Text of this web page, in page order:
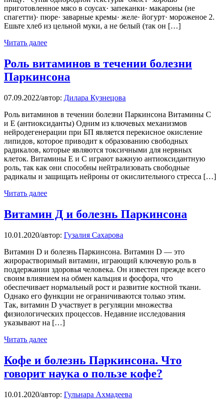
приготовленное мясо в соусах· запеканки· макароны (не
спагетти)· пюре· заварные кремы· желе· йогурт· мороженое 2.
Ешьте хлеб из цельной муки, а не белый (так он […]
Читать далее
Роль витаминов в течении болезни
Паркинсона
07.09.2022/автор: Дилара Кузнецова
Роль витаминов в течении болезни Паркинсона Витамины С
и Е (антиоксиданты) Одним из ключевых механизмов
нейродегенерации при БП является перекисное окисление
липидов, которое приводит к образованию свободных
радикалов, которые являются токсичными для нервных
клеток. Витамины E и C играют важную антиоксидантную
роль, так как они способны нейтрализовать свободные
радикалы и защищать нейроны от окислительного стресса […]
Читать далее
Витамин Д и болезнь Паркинсона
10.01.2020/автор: Гузалия Сахарова
Витамин D и болезнь Паркинсона. Витамин D — это
жирорастворимый витамин, играющий ключевую роль в
поддержании здоровья человека. Он известен прежде всего
своим влиянием на обмен кальция и фосфора, что
обеспечивает нормальный рост и развитие костной ткани.
Однако его функции не ограничиваются только этим.
Так, витамин D участвует в регуляции множества
физиологических процессов. Недавние исследования
указывают на […]
Читать далее
Кофе и болезнь Паркинсона. Что
говорит наука о пользе кофе?
10.01.2020/автор: Гульнара Ахмадеева